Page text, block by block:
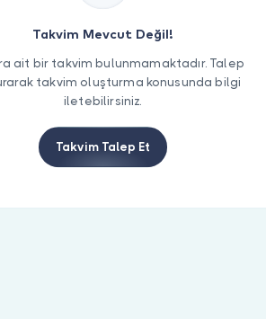
Takvim Mevcut Değil!
ait bir takvim bulunmamaktadır. Talep
takvim oluşturma konusunda bilgi
iletebilirsiniz.
Takvim Talep Et